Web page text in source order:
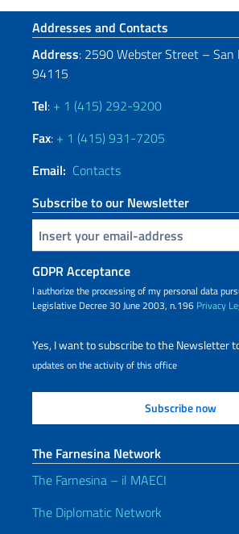
Footer section
Addresses and Contacts
Address: 2590 Webster Street – San
94115
Tel: + 1 (415) 292-9200
Fax: + 1 (415) 931-7205
Email: Contacts
Subscribe to our Newsletter
Insert your email
GDPR Acceptance
I authorize the processing of my personal data
Legislative Decree 30 June 2003, n.196 Privacy
Yes, I want to subscribe to the Newsletter
updates on the activity of this office
The Farnesina Network
The Farnesina – il MAECI
The Diplomatic Network